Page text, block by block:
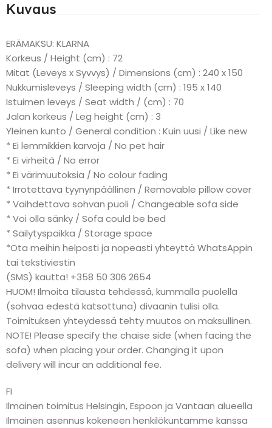
Kuvaus
ERÄMAKSU: KLARNA
Korkeus / Height (cm) : 72
Mitat (Leveys x Syvvys) / Dimensions (cm) : 240 x 150
Nukkumisleveys / Sleeping width (cm) : 195 x 140
Istuimen leveys / Seat width / (cm) : 70
Jalan korkeus / Leg height (cm) : 3
Yleinen kunto / General condition : Kuin uusi / Like new
* Ei lemmikkien karvoja / No pet hair
* Ei virheitä / No error
* Ei värimuutoksia / No colour fading
* Irrotettava tyynynpäällinen / Removable pillow cover
* Vaihdettava sohvan puoli / Changeable sofa side
* Voi olla sänky / Sofa could be bed
* Säilytyspaikka / Storage space
*Ota meihin helposti ja nopeasti yhteyttä WhatsAppin
tai tekstiviestin
(SMS) kautta! +358 50 306 2654
HUOM! Ilmoita tilausta tehdessä, kummalla puolella
(sohvaa edestä katsottuna) divaanin tulisi olla.
Toimituksen yhteydessä tehty muutos on maksullinen.
NOTE! Please specify the chaise side (when facing the
sofa) when placing your order. Changing it upon
delivery will incur an additional fee.
FI
Ilmainen toimitus Helsingin, Espoon ja Vantaan alueella
Ilmainen asennus kokeneen henkilökuntamme kanssa